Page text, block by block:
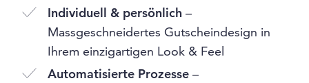
Individuell & persönlich –
Massgeschneidertes Gutscheindesign in
Ihrem einzigartigen Look & Feel
Automatisierte Prozesse –